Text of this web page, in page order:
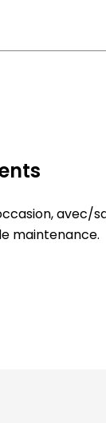
avec/
maintenance.